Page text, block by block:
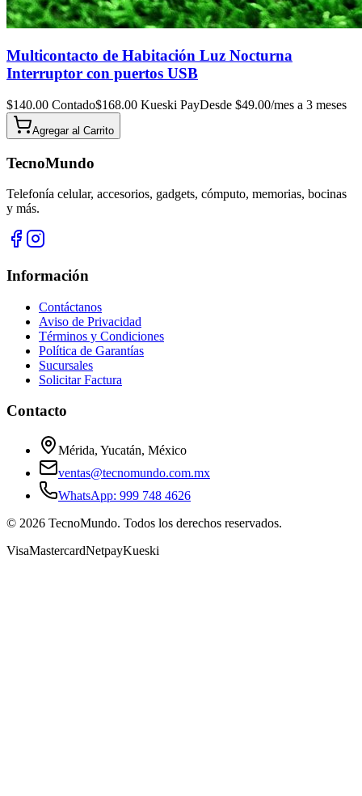
Multicontacto de Habitación Luz Nocturna
Interruptor con puertos USB
$140.00 Contado$168.00 Kueski PayDesde $49.00/mes a 3 meses
Agregar al Carrito
TecnoMundo
Telefonía celular, accesorios, gadgets, cómputo, memorias, bocinas
y más.
Información
Contáctanos
Aviso de Privacidad
Términos y Condiciones
Política de Garantías
Sucursales
Solicitar Factura
Contacto
Mérida, Yucatán, México
ventas@tecnomundo.com.mx
WhatsApp: 999 748 4626
© 2026 TecnoMundo. Todos los derechos reservados.
VisaMastercardNetpayKueski